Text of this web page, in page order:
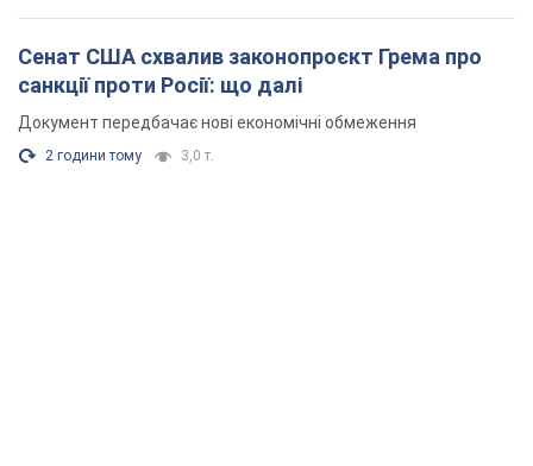
Сенат США схвалив законопроєкт Грема про
санкції проти Росії: що далі
Документ передбачає нові економічні обмеження
2 години тому 3,0 т.